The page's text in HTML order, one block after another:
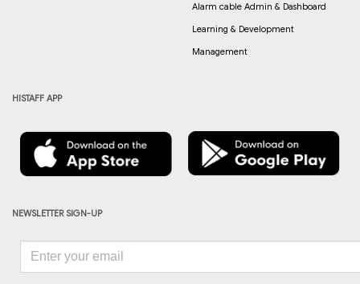
Alarm cable Admin & Dashboard
Learning & Development
Management
HISTAFF APP
NEWSLETTER SIGN-UP